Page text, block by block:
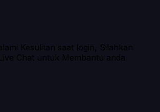
Kesulitan saat login, Silahkan
Chat untuk Membantu anda